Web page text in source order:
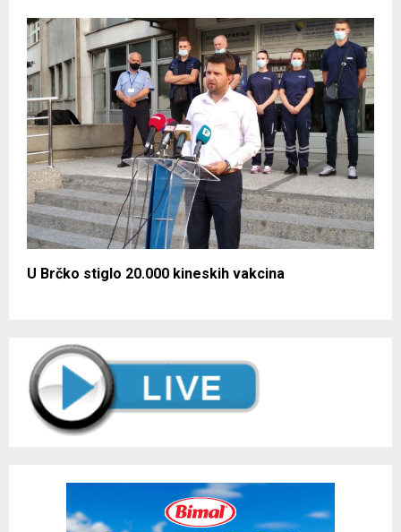
U Brčko stiglo 20.000 kineskih vakcina